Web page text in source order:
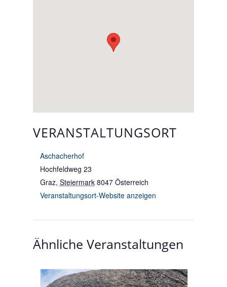
VERANSTALTUNGSORT
Aschacherhof
Hochfeldweg 23
Graz, Steiermark 8047 Österreich
Veranstaltungsort-Website anzeigen
Ähnliche Veranstaltungen